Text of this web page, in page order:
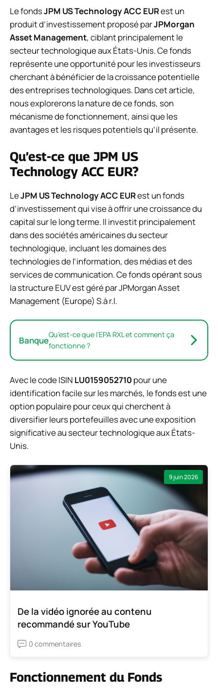
Le fondsJPM US Technology ACC EURest un
produit d’investissement proposé parJPMorgan
Asset Management, ciblant principalement le
secteur technologique aux États-Unis. Ce fonds
représente une opportunité pour les investisseurs
cherchant à bénéficier de la croissance potentielle
des entreprises technologiques. Dans cet article,
nous explorerons la nature de ce fonds, son
mécanisme de fonctionnement, ainsi que les
avantages et les risques potentiels qu’il présente.
Qu’est-ce que JPM US
Technology ACC EUR?
LeJPM US Technology ACC EURest un fonds
d’investissement qui vise à offrir une croissance du
capital sur le long terme. Il investit principalement
dans des sociétés américaines du secteur
technologique, incluant les domaines des
technologies de l’information, des médias et des
services de communication. Ce fonds opérant sous
la structure EUV est géré par JPMorgan Asset
Management (Europe) S.à r.l.
BanqueQu’est-ce que l’EPA RXL et comment ça
fonctionne ?
Avec le code ISIN LU0159052710 pour une
identification facile sur les marchés, le fonds est une
option populaire pour ceux qui cherchent à
diversifier leurs portefeuilles avec une exposition
significative au secteur technologique aux États-
Unis.
9 juin 2026
De la vidéo ignorée au contenu
recommandé sur YouTube
0 commentaires
Fonctionnement du Fonds